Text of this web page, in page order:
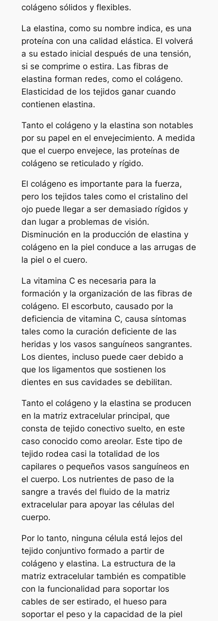
colágeno sólidos y flexibles.
La elastina, como su nombre indica, es una
proteína con una calidad elástica. El volverá
a su estado inicial después de una tensión,
si se comprime o estira. Las fibras de
elastina forman redes, como el colágeno.
Elasticidad de los tejidos ganar cuando
contienen elastina.
Tanto el colágeno y la elastina son notables
por su papel en el envejecimiento. A medida
que el cuerpo envejece, las proteínas de
colágeno se reticulado y rígido.
El colágeno es importante para la fuerza,
pero los tejidos tales como el cristalino del
ojo puede llegar a ser demasiado rígidos y
dan lugar a problemas de visión.
Disminución en la producción de elastina y
colágeno en la piel conduce a las arrugas de
la piel o el cuero.
La vitamina C es necesaria para la
formación y la organización de las fibras de
colágeno. El escorbuto, causado por la
deficiencia de vitamina C, causa síntomas
tales como la curación deficiente de las
heridas y los vasos sanguíneos sangrantes.
Los dientes, incluso puede caer debido a
que los ligamentos que sostienen los
dientes en sus cavidades se debilitan.
Tanto el colágeno y la elastina se producen
en la matriz extracelular principal, que
consta de tejido conectivo suelto, en este
caso conocido como areolar. Este tipo de
tejido rodea casi la totalidad de los
capilares o pequeños vasos sanguíneos en
el cuerpo. Los nutrientes de paso de la
sangre a través del fluido de la matriz
extracelular para apoyar las células del
cuerpo.
Por lo tanto, ninguna célula está lejos del
tejido conjuntivo formado a partir de
colágeno y elastina. La estructura de la
matriz extracelular también es compatible
con la funcionalidad para soportar los
cables de ser estirado, el hueso para
soportar el peso y la capacidad de la piel